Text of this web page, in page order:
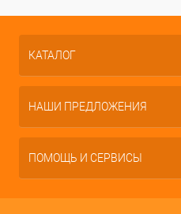
КАТАЛОГ
НАШИ ПРЕДЛОЖЕНИЯ
ПОМОЩЬ И СЕРВИСЫ